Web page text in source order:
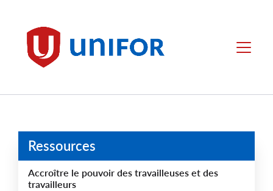
Unifor Menu
Ressources
Accroître le pouvoir des travailleuses et des
travailleurs